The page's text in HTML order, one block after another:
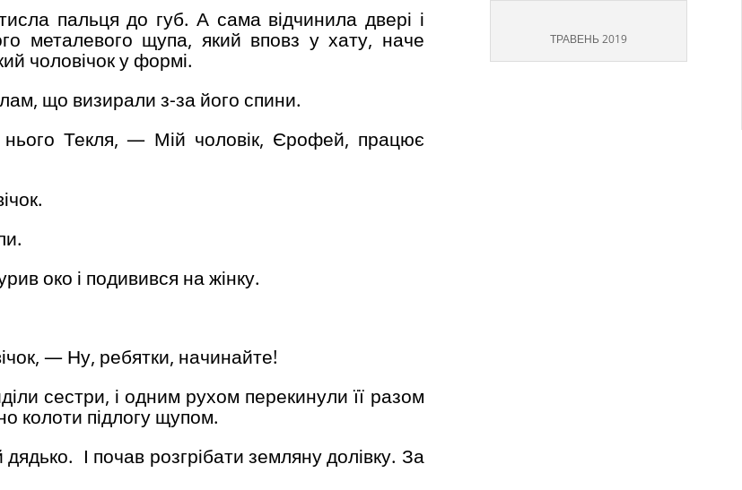
пальця до губ. А сама відчинила двері і
металевого щупа, який вповз у хату, наче
чоловічок у формі.
що визирали з-за його спини.
Текля, — Мій чоловік, Єрофей, працює
око і подивився на жінку.
— Ну, ребятки, начинайте!
сестри, і одним рухом перекинули її разом
колоти підлогу щупом.
І почав розгрібати земляну долівку. За
ТРАВЕНЬ 2019